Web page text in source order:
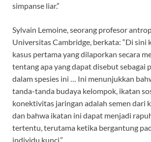
simpanse liar.”
Sylvain Lemoine, seorang profesor
Universitas Cambridge, berkata: “Di sini
kasus pertama yang dilaporkan secara
tentang apa yang dapat disebut sebagai
dalam spesies ini … Ini menunjukkan
tanda-tanda budaya kelompok, ikatan
konektivitas jaringan adalah semen dari
dan bahwa ikatan ini dapat menjadi
tertentu, terutama ketika bergantung
individu kunci.”